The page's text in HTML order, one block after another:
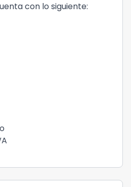
con lo siguiente: